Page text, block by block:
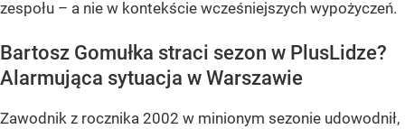
zespołu – a nie w kontekście wcześniejszych wypożyczeń.
Bartosz Gomułka straci sezon w PlusLidze?
Alarmująca sytuacja w Warszawie
Zawodnik z rocznika 2002 w minionym sezonie udowodnił,